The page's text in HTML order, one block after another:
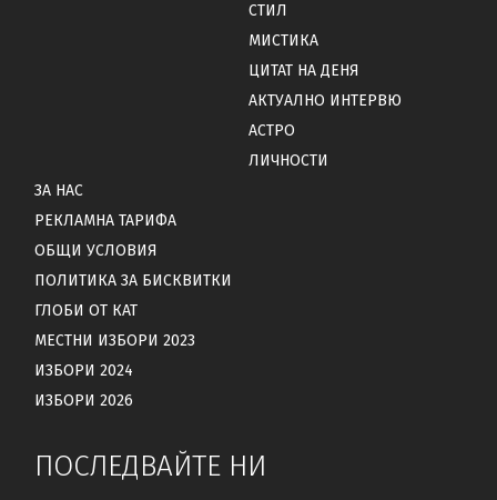
СТИЛ
МИСТИКА
ЦИТАТ НА ДЕНЯ
АКТУАЛНО ИНТЕРВЮ
АСТРО
ЛИЧНОСТИ
ЗА НАС
РЕКЛАМНА ТАРИФА
ОБЩИ УСЛОВИЯ
ПОЛИТИКА ЗА БИСКВИТКИ
ГЛОБИ ОТ КАТ
МЕСТНИ ИЗБОРИ 2023
ИЗБОРИ 2024
ИЗБОРИ 2026
ПОСЛЕДВАЙТЕ НИ